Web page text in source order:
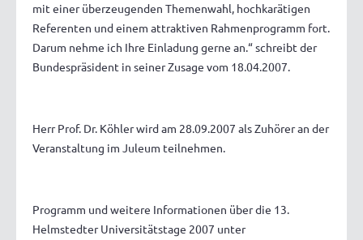
mit einer überzeugenden Themenwahl, hochkarätigen
Referenten und einem attraktiven Rahmenprogramm fort.
Darum nehme ich Ihre Einladung gerne an.“ schreibt der
Bundespräsident in seiner Zusage vom 18.04.2007.
Herr Prof. Dr. Köhler wird am 28.09.2007 als Zuhörer an der
Veranstaltung im Juleum teilnehmen.
Programm und weitere Informationen über die 13.
Helmstedter Universitätstage 2007 unter